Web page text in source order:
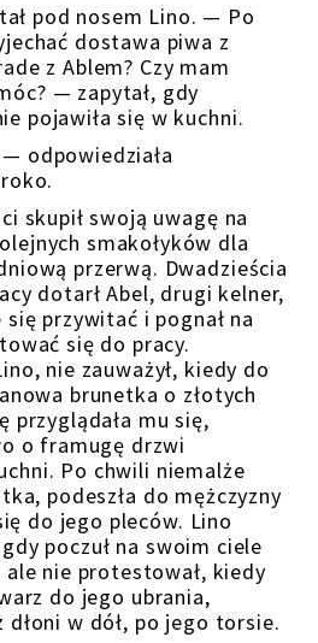
pod nosem Lino. — Po
dostawa piwa z
zAblem? Czy mam
— zapytał, gdy
pojawiła się w kuchni.
odpowiedziała
skupił swoją uwagę na
smakołyków dla
przerwą. Dwadzieścia
dotarł Abel, drugi kelner,
przywitać i pognał na
się do pracy.
nie zauważył, kiedy do
brunetka o złotych
przyglądała mu się,
o framugę drzwi
Po chwili niemalże
, podeszła do mężczyzny
do jego pleców. Lino
poczuł na swoim ciele
nie protestował, kiedy
do jego ubrania,
dłoni w dół, po jego torsie.